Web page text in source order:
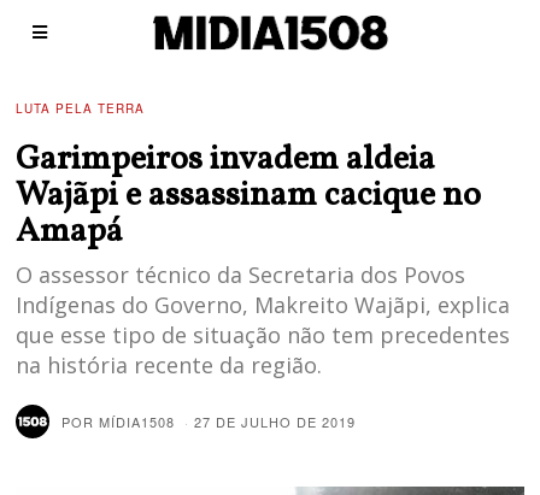
LUTA PELA TERRA
Garimpeiros invadem aldeia
Wajãpi e assassinam cacique no
Amapá
O assessor técnico da Secretaria dos Povos
Indígenas do Governo, Makreito Wajãpi, explica
que esse tipo de situação não tem precedentes
na história recente da região.
PORMÍDIA1508 27 DE JULHO DE 2019